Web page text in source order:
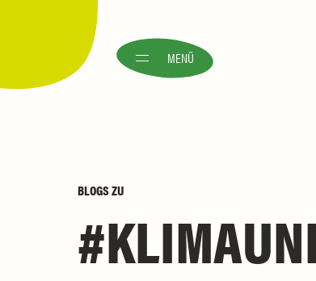
MENÜ
BLOGSZU